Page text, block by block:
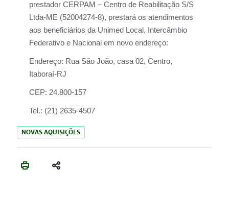
prestador CERPAM – Centro de Reabilitação S/S
Ltda-ME (52004274-8), prestará os atendimentos
aos beneficiários da Unimed Local, Intercâmbio
Federativo e Nacional em novo endereço:
Endereço: Rua São João, casa 02, Centro,
Itaboraí-RJ
CEP: 24.800-157
Tel.: (21) 2635-4507
NOVAS AQUISIÇÕES